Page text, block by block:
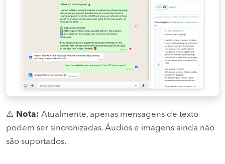
⚠️ Nota: Atualmente, apenas mensagens de texto
podem ser sincronizadas. Áudios e imagens ainda não
são suportados.